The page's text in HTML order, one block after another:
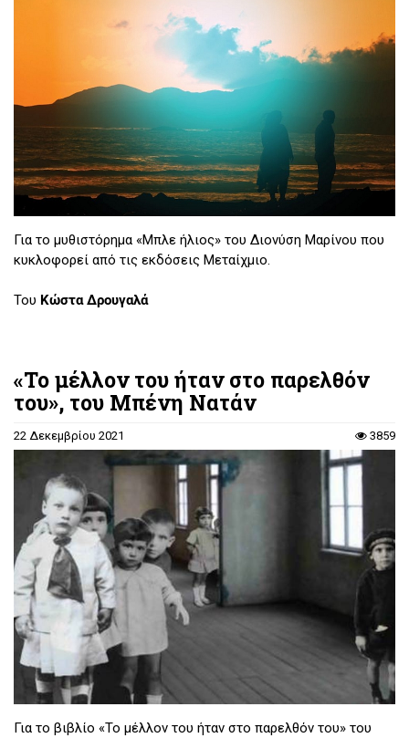
Για το μυθιστόρημα «Μπλε ήλιος» του Διονύση Μαρίνου που
κυκλοφορεί από τις εκδόσεις Μεταίχμιο.
Του Κώστα Δρουγαλά
«Το μέλλον του ήταν στο παρελθόν
του», του Μπένη Νατάν
22 Δεκεμβρίου 2021 3859
Για το βιβλίο «Το μέλλον του ήταν στο παρελθόν του» του